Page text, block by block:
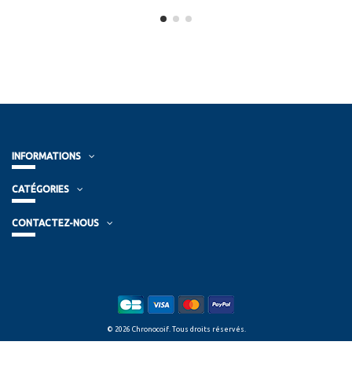
INFORMATIONS
CATÉGORIES
CONTACTEZ-NOUS
© 2026 Chronocoif. Tous droits réservés.